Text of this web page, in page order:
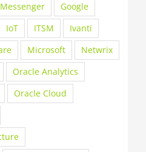
Google
IoT ITSM
Ivanti
Microsoft
Netwrix
Oracle Analytics
Oracle Cloud